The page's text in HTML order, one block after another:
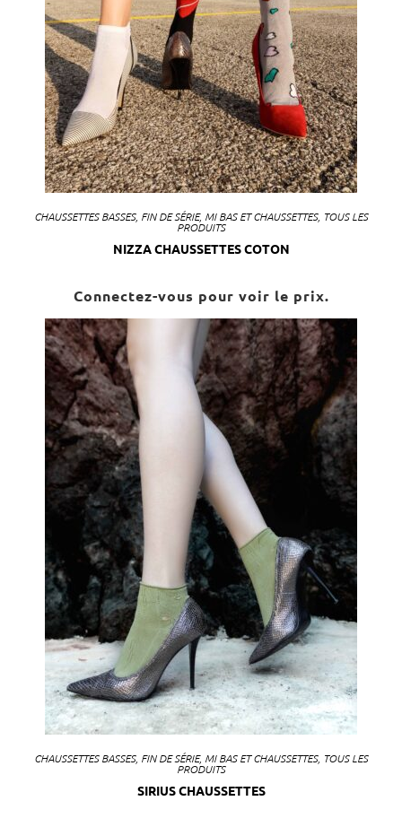
CHAUSSETTES BASSES, FIN DE SÉRIE, MI BAS ET CHAUSSETTES, TOUS LES
PRODUITS
NIZZA CHAUSSETTES COTON
Connectez-vous pour voir le prix.
CHAUSSETTES BASSES, FIN DE SÉRIE, MI BAS ET CHAUSSETTES, TOUS LES
PRODUITS
SIRIUS CHAUSSETTES